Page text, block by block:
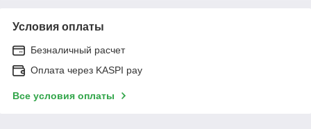
Условия оплаты
Безналичный расчет
Оплата через KASPI pay
Все условия оплаты